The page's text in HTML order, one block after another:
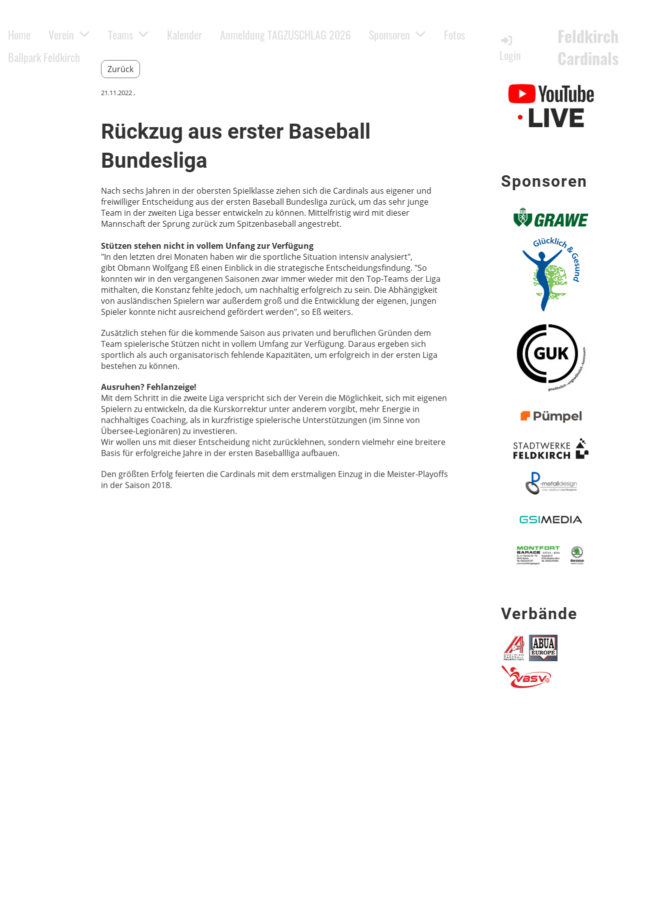
Home Verein Teams Kalender Anmeldung TAGZUSCHLAG 2026 Sponsoren
Fotos
Ballpark Feldkirch
Login
Feldkirch
Cardinals
Zurück
21.11.2022,
Rückzug aus erster Baseball
Bundesliga
Nach sechs Jahren in der obersten Spielklasse ziehen sich die Cardinals aus eigener und
freiwilliger Entscheidung aus der ersten Baseball Bundesliga zurück, um das sehr junge
Team in der zweiten Liga besser entwickeln zu können. Mittelfristig wird mit dieser
Mannschaft der Sprung zurück zum Spitzenbaseball angestrebt.
Stützen stehen nicht in vollem Unfang zur Verfügung
"In den letzten drei Monaten haben wir die sportliche Situation intensiv analysiert",
gibt Obmann Wolfgang Eß einen Einblick in die strategische Entscheidungsfindung. "So
konnten wir in den vergangenen Saisonen zwar immer wieder mit den Top-Teams der Liga
mithalten, die Konstanz fehlte jedoch, um nachhaltig erfolgreich zu sein. Die Abhängigkeit
von ausländischen Spielern war außerdem groß und die Entwicklung der eigenen, jungen
Spieler konnte nicht ausreichend gefördert werden", so Eß weiters.
Zusätzlich stehen für die kommende Saison aus privaten und beruflichen Gründen dem
Team spielerische Stützen nicht in vollem Umfang zur Verfügung. Daraus ergeben sich
sportlich als auch organisatorisch fehlende Kapazitäten, um erfolgreich in der ersten Liga
bestehen zu können.
Ausruhen? Fehlanzeige!
Mit dem Schritt in die zweite Liga verspricht sich der Verein die Möglichkeit, sich mit eigenen
Spielern zu entwickeln, da die Kurskorrektur unter anderem vorgibt, mehr Energie in
nachhaltiges Coaching, als in kurzfristige spielerische Unterstützungen (im Sinne von
Übersee-Legionären) zu investieren.
Wir wollen uns mit dieser Entscheidung nicht zurücklehnen, sondern vielmehr eine breitere
Basis für erfolgreiche Jahre in der ersten Baseballliga aufbauen.
Den größten Erfolg feierten die Cardinals mit dem erstmaligen Einzug in die Meister-Playoffs
in der Saison 2018.
Sponsoren
Verbände